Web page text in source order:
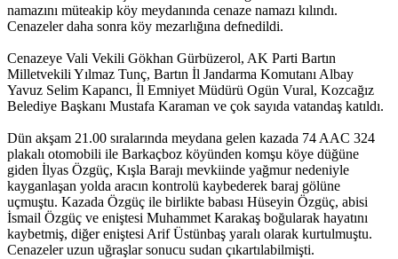
namazını müteakip köy meydanında cenaze namazı kılındı.
Cenazeler daha sonra köy mezarlığına defnedildi.
Cenazeye Vali Vekili Gökhan Gürbüzerol, AK Parti Bartın
Milletvekili Yılmaz Tunç, Bartın İl Jandarma Komutanı Albay
Yavuz Selim Kapancı, İl Emniyet Müdürü Ogün Vural, Kozcağız
Belediye Başkanı Mustafa Karaman ve çok sayıda vatandaş katıldı.
Dün akşam 21.00 sıralarında meydana gelen kazada 74 AAC 324
plakalı otomobili ile Barkaçboz köyünden komşu köye düğüne
giden İlyas Özgüç, Kışla Barajı mevkiinde yağmur nedeniyle
kayganlaşan yolda aracın kontrolü kaybederek baraj gölüne
uçmuştu. Kazada Özgüç ile birlikte babası Hüseyin Özgüç, abisi
İsmail Özgüç ve eniştesi Muhammet Karakaş boğularak hayatını
kaybetmiş, diğer eniştesi Arif Üstünbaş yaralı olarak kurtulmuştu.
Cenazeler uzun uğraşlar sonucu sudan çıkartılabilmişti.